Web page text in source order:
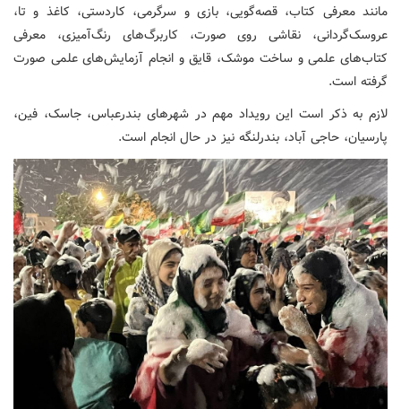
مانند معرفی کتاب، قصه‌گویی، بازی و سرگرمی، کاردستی، کاغذ و تا،
عروسک‌گردانی، نقاشی روی صورت، کاربرگ‌های رنگ‌آمیزی، معرفی
کتاب‌های علمی و ساخت موشک، قایق و انجام آزمایش‌های علمی صورت
گرفته است.
لازم به ذکر است این رویداد مهم در شهرهای بندرعباس، جاسک، فین،
پارسیان، حاجی آباد، بندرلنگه نیز در حال انجام است.